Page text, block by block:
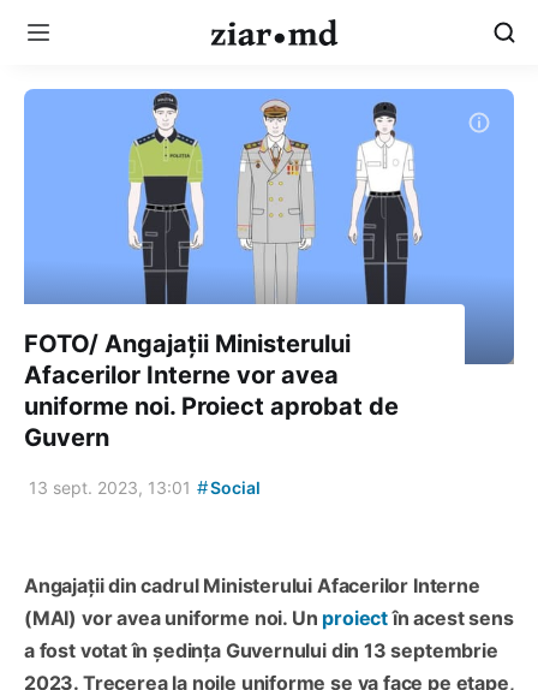
FOTO/ Angajații Ministerului
Afacerilor Interne vor avea
uniforme noi. Proiect aprobat de
Guvern
13 sept. 2023, 13:01 #Social
Angajații din cadrul Ministerului Afacerilor Interne
(MAI) vor avea uniforme noi. Un proiectîn acest sens
a fost votat în ședința Guvernului din 13 septembrie
2023. Trecerea la noile uniforme se va face pe etape,